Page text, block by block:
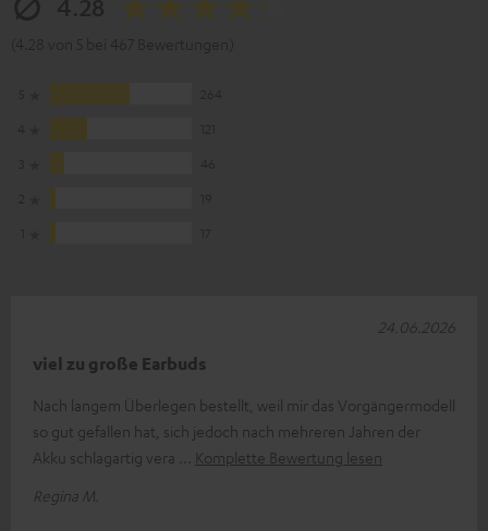
viel zu große Earbuds
Nach langem Überlegen bestellt, weil mir das Vorgängermodell
so gut gefallen hat, sich jedoch nach mehreren Jahren der
Akku schlagartig vera
Komplette Bewertung lesen
Regina M.
24.06.2026